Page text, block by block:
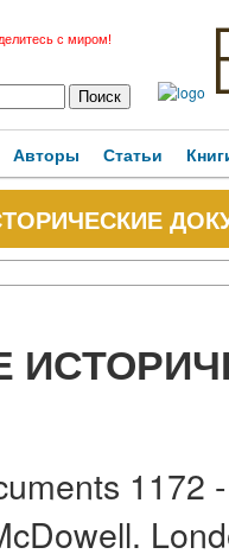
делитесь с миром!
Авторы Статьи
1172